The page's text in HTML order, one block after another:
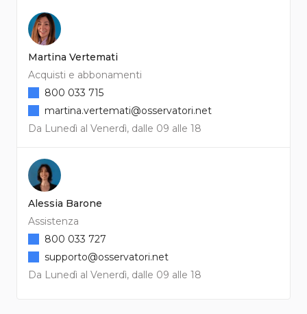
Martina Vertemati
Acquisti e abbonamenti
Da Lunedì al Venerdì, dalle 09 alle 18
800 033 715
martina.vertemati@osservatori.net
Alessia Barone
Assistenza
Da Lunedì al Venerdì, dalle 09 alle 18
800 033 727
supporto@osservatori.net